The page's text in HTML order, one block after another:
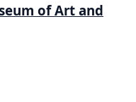
of Art and